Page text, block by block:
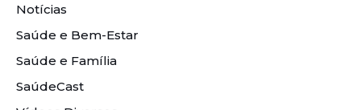
Notícias
Saúde e Bem-Estar
Saúde e Família
SaúdeCast